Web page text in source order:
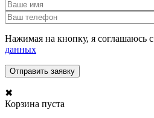
Нажимая на кнопку, я соглашаюсь с
данных
✖
Корзина пуста